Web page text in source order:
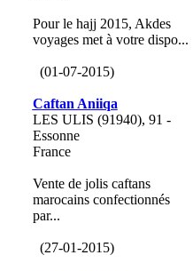
Pour le hajj 2015, Akdes
voyages met à votre dispo...
(01-07-2015)
Caftan Aniiqa
LES ULIS (91940), 91 -
Essonne
France
Vente de jolis caftans
marocains confectionnés
par...
(27-01-2015)